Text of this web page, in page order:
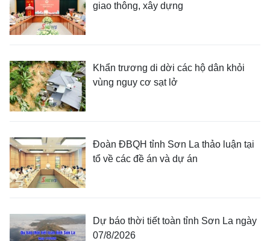
giao thông, xây dựng
Khẩn trương di dời các hộ dân khỏi
vùng nguy cơ sạt lở
Đoàn ĐBQH tỉnh Sơn La thảo luận tại
tổ về các đề án và dự án
Dự báo thời tiết toàn tỉnh Sơn La ngày
07/8/2026